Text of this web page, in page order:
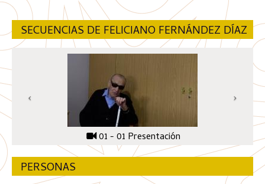
SECUENCIAS DE FELICIANO FERNÁNDEZ DÍAZ
01 - 01 Presentación
PERSONAS